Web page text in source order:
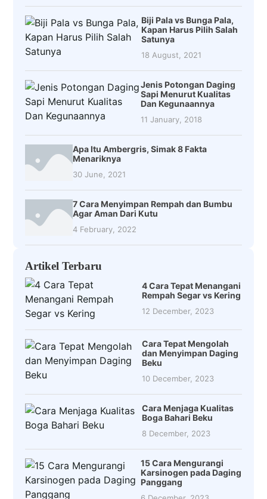
Biji Pala vs Bunga Pala,
Kapan Harus Pilih Salah
Satunya
18 August, 2021
Jenis Potongan Daging
Sapi Menurut Kualitas
Dan Kegunaannya
11 January, 2018
Apa Itu Ambergris, Simak 8 Fakta
Menariknya
30 June, 2021
7 Cara Menyimpan Rempah dan Bumbu
Agar Aman Dari Kutu
4 February, 2022
Artikel Terbaru
4 Cara Tepat Menangani
Rempah Segar vs Kering
12 December, 2023
Cara Tepat Mengolah
dan Menyimpan Daging
Beku
10 December, 2023
Cara Menjaga Kualitas
Boga Bahari Beku
8 December, 2023
15 Cara Mengurangi
Karsinogen pada Daging
Panggang